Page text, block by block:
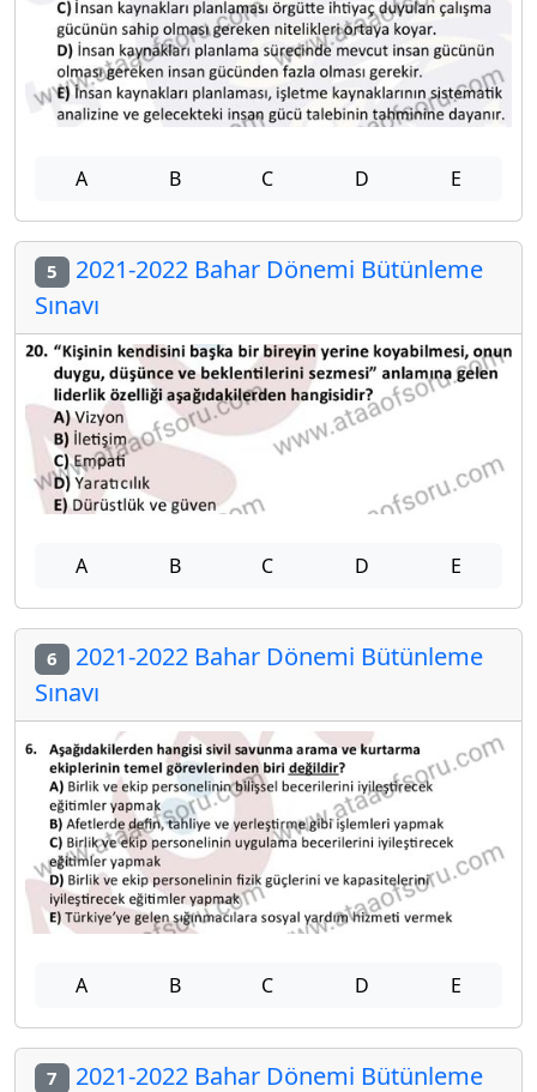
A B C D E
5 2021-2022 Bahar Dönemi Bütünleme
Sınavı
A B C D E
6 2021-2022 Bahar Dönemi Bütünleme
Sınavı
A B C D E
7 2021-2022 Bahar Dönemi Bütünleme